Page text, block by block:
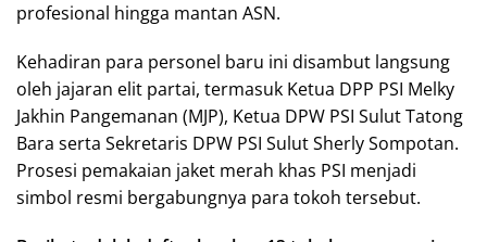
profesional hingga mantan ASN.
Kehadiran para personel baru ini disambut langsung
oleh jajaran elit partai, termasuk Ketua DPP PSI Melky
Jakhin Pangemanan (MJP), Ketua DPW PSI Sulut Tatong
Bara serta Sekretaris DPW PSI Sulut Sherly Sompotan.
Prosesi pemakaian jaket merah khas PSI menjadi
simbol resmi bergabungnya para tokoh tersebut.